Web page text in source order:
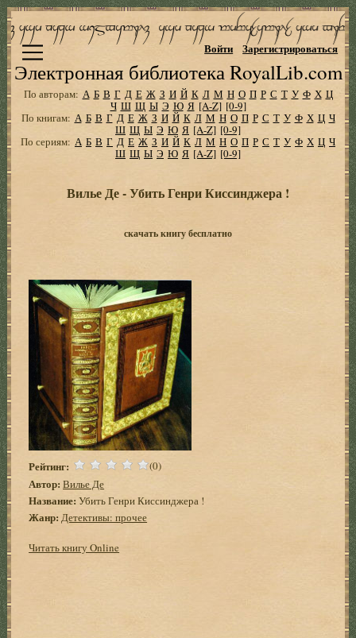
Электронная библиотека RoyalLib.com
Войти Зарегистрироваться
По авторам: А Б В Г Д Е Ж З И Й К Л М Н О П Р С Т У Ф Х Ц
Ч Ш Щ Ы Э Ю Я [A-Z] [0-9]
По книгам: А Б В Г Д Е Ж З И Й К Л М Н О П Р С Т У Ф Х Ц Ч
Ш Щ Ы Э Ю Я [A-Z] [0-9]
По сериям: А Б В Г Д Е Ж З И Й К Л М Н О П Р С Т У Ф Х Ц Ч
Ш Щ Ы Э Ю Я [A-Z] [0-9]
Вилье Де - Убить Генри Киссинджера !
скачать книгу бесплатно
Рейтинг: (0)
Автор: Вилье Де
Название: Убить Генри Киссинджера !
Жанр: Детективы: прочее
Читать книгу Online